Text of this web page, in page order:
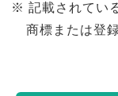
記載されてい
商標または登